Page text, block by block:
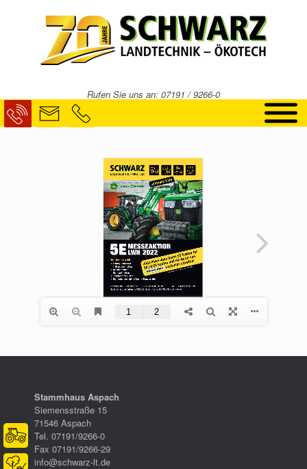
Rufen Sie uns an: 07191 / 9266-0
Stammhaus Aspach
Siemensstraße 15
71546 Aspach
Tel. 07191/9266-0
Fax 07191/9266-29
info@schwarz-lt.de